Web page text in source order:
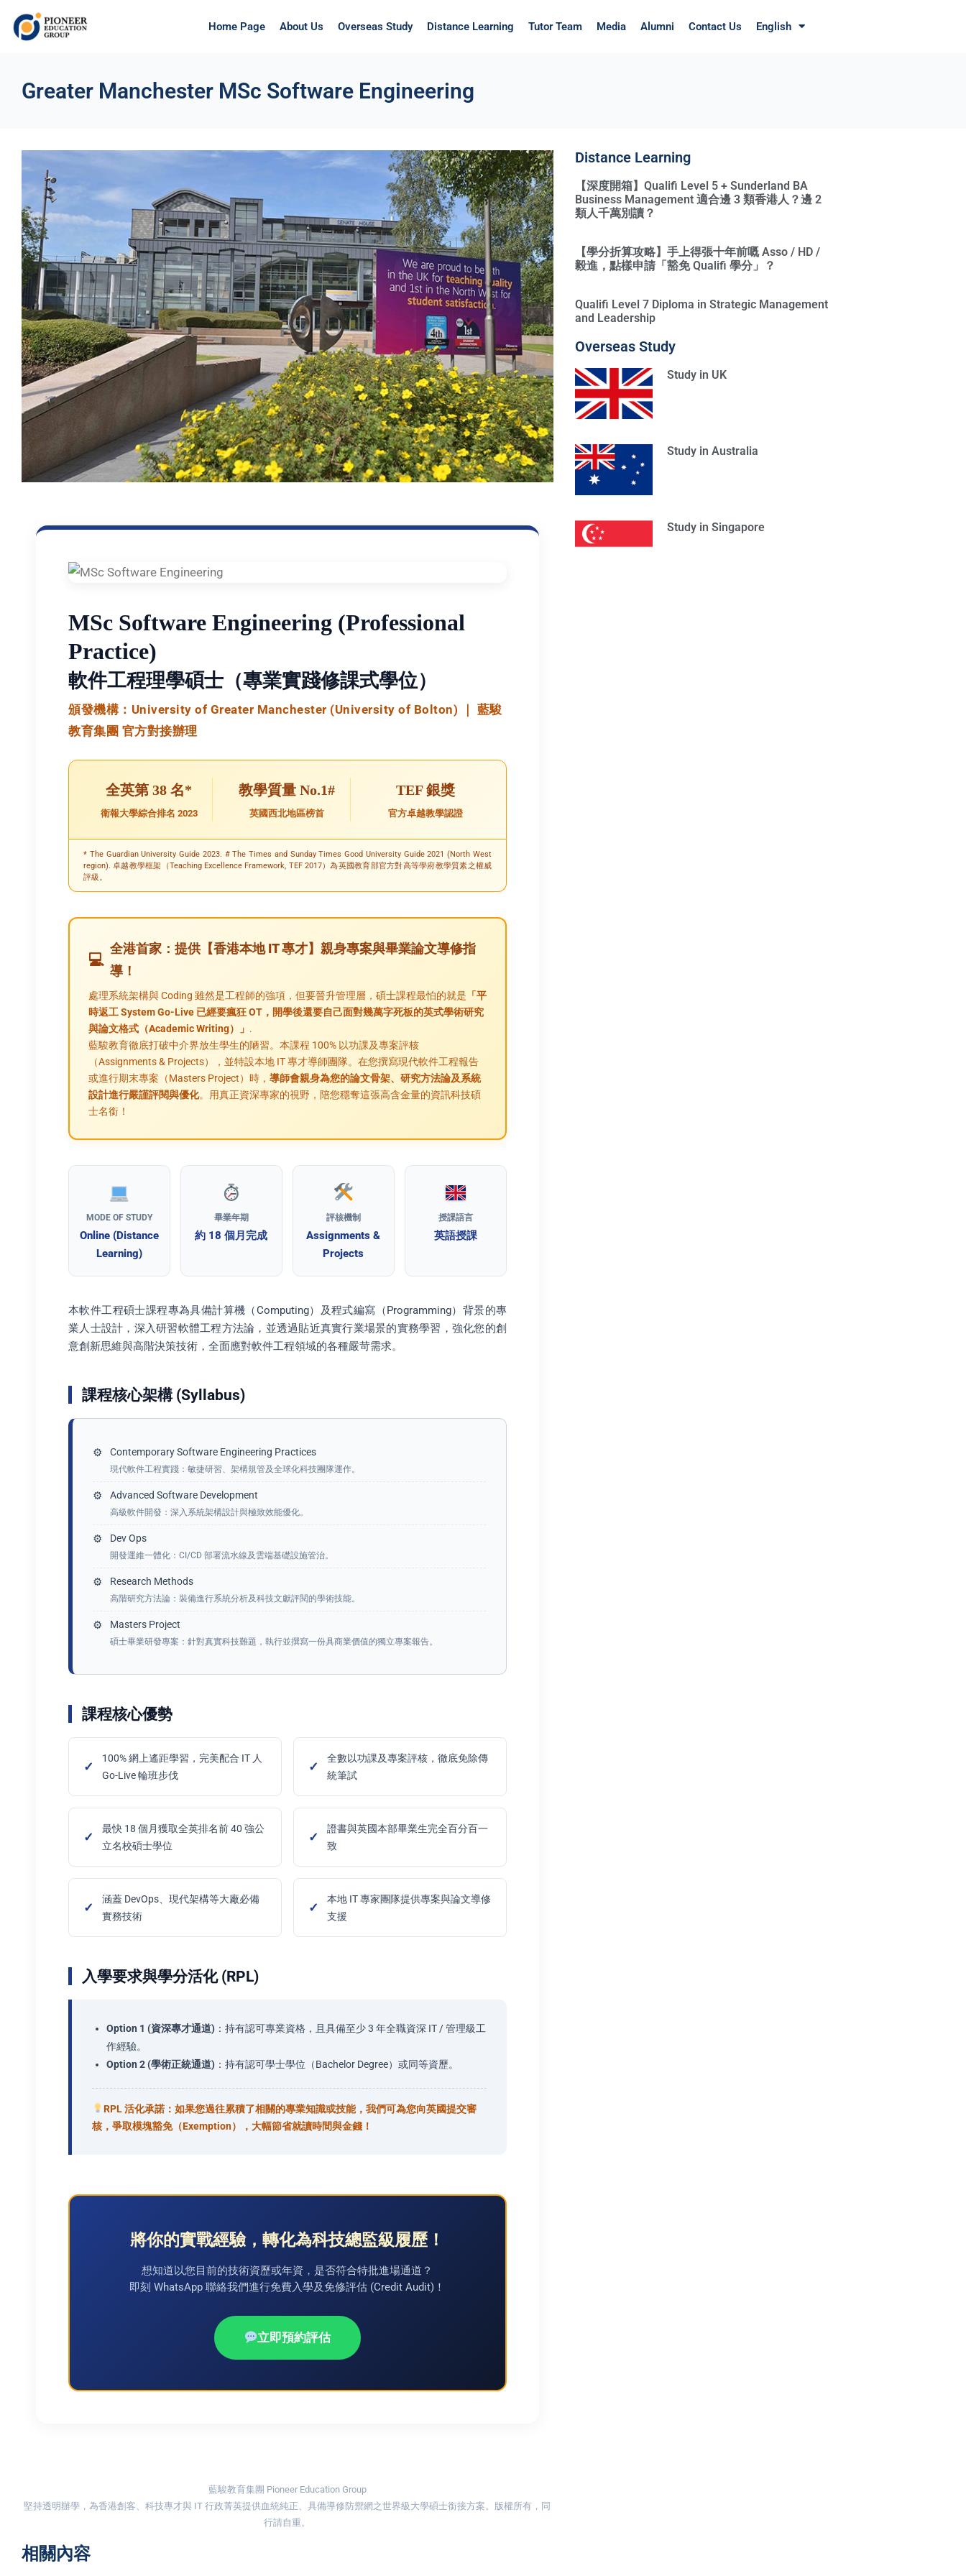
Home Page About Us Overseas Study Distance Learning Tutor Team Media Alumni Contact Us English
Greater Manchester MSc Software Engineering
MSc Software Engineering (Professional
Practice)
軟件工程理學碩士（專業實踐修課式學位）
頒發機構：University of Greater Manchester (University of Bolton) ｜ 藍駿
教育集團 官方對接辦理
全英第 38 名*
衛報大學綜合排名 2023
教學質量 No.1#
英國西北地區榜首
TEF 銀獎
官方卓越教學認證
* The Guardian University Guide 2023. # The Times and Sunday Times Good University Guide 2021 (North West
region). 卓越教學框架（Teaching Excellence Framework, TEF 2017）為英國教育部官方對高等學府教學質素之權威
評級。
全港首家：提供【香港本地 IT 專才】親身專案與畢業論文導修指
導！
處理系統架構與 Coding 雖然是工程師的強項，但要晉升管理層，碩士課程最怕的就是 「平
時返工 System Go-Live 已經要瘋狂 OT，開學後還要自己面對幾萬字死板的英式學術研究
與論文格式（Academic Writing）」 .
藍駿教育徹底打破中介界放生學生的陋習。本課程 100% 以功課及專案評核
（Assignments & Projects），並特設本地 IT 專才導師團隊。在您撰寫現代軟件工程報告
或進行期末專案（Masters Project）時， 導師會親身為您的論文骨架、研究方法論及系統
設計進行嚴謹評閱與優化。用真正資深專家的視野，陪您穩奪這張高含金量的資訊科技碩
士名銜！
MODE OF STUDY
Online (Distance
Learning)
畢業年期
約 18 個月完成
評核機制
Assignments &
Projects
授課語言
英語授課
本軟件工程碩士課程專為具備計算機（Computing）及程式編寫（Programming）背景的專
業人士設計，深入研習軟體工程方法論，並透過貼近真實行業場景的實務學習，強化您的創
意創新思維與高階決策技術，全面應對軟件工程領域的各種嚴苛需求。
課程核心架構 (Syllabus)
Contemporary Software Engineering Practices
現代軟件工程實踐：敏捷研習、架構規管及全球化科技團隊運作。
Advanced Software Development
高級軟件開發：深入系統架構設計與極致效能優化。
Dev Ops
開發運維一體化：CI/CD 部署流水線及雲端基礎設施管治。
Research Methods
高階研究方法論：裝備進行系統分析及科技文獻評閱的學術技能。
Masters Project
碩士畢業研發專案：針對真實科技難題，執行並撰寫一份具商業價值的獨立專案報告。
課程核心優勢
100% 網上遙距學習，完美配合 IT 人
Go-Live 輪班步伐
全數以功課及專案評核，徹底免除傳
統筆試
最快 18 個月獲取全英排名前 40 強公
立名校碩士學位
證書與英國本部畢業生完全百分百一
致
涵蓋 DevOps、現代架構等大廠必備
實務技術
本地 IT 專家團隊提供專案與論文導修
支援
入學要求與學分活化 (RPL)
Option 1 (資深專才通道) ：持有認可專業資格，且具備至少 3 年全職資深 IT / 管理級工
作經驗。
Option 2 (學術正統通道) ：持有認可學士學位（Bachelor Degree）或同等資歷。
RPL 活化承諾：如果您過往累積了相關的專業知識或技能，我們可為您向英國提交審
核，爭取模塊豁免（Exemption），大幅節省就讀時間與金錢！
將你的實戰經驗，轉化為科技總監級履歷！
想知道以您目前的技術資歷或年資，是否符合特批進場通道？
即刻 WhatsApp 聯絡我們進行免費入學及免修評估 (Credit Audit)！
立即預約評估
藍駿教育集團 Pioneer Education Group
堅持透明辦學，為香港創客、科技專才與 IT 行政菁英提供血統純正、具備導修防禦網之世界級大學碩士銜接方案。版權所有，同
行請自重。
相關內容
Distance Learning
【深度開箱】Qualifi Level 5 + Sunderland BA
Business Management 適合邊 3 類香港人？邊 2
類人千萬別讀？
【學分折算攻略】手上得張十年前嘅 Asso / HD /
毅進，點樣申請「豁免 Qualifi 學分」？
Qualifi Level 7 Diploma in Strategic Management
and Leadership
Overseas Study
Study in UK
Study in Australia
Study in Singapore